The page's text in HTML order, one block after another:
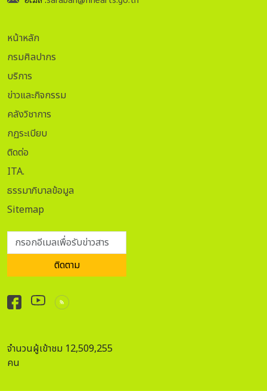
หน้าหลัก
กรมศิลปากร
บริการ
ข่าวและกิจกรรม
คลังวิชาการ
กฏระเบียบ
ติดต่อ
ITA.
ธรรมาภิบาลข้อมูล
Sitemap
กรอกอีเมลเพื่อรับข่าวสาร
ติดตาม
จำนวนผู้เข้าชม 12,509,255
คน